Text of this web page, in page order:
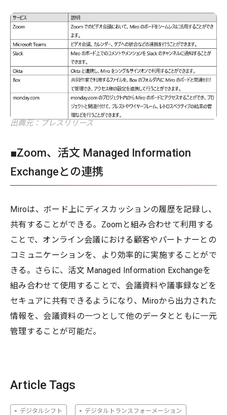
出典元：プレスリリース
■Zoom、活文 Managed Information
Exchangeとの連携
Miroは、ボード上にディスカッションの履歴を記録し、
共有することができる。Zoomと組み合わせて利用する
ことで、オンライン会議における顧客やパートナーとの
コミュニケーションを、より効率的に実施することがで
きる。さらに、活文 Managed Information Exchangeを
組み合わせて使用することで、会議資料や議事録などを
セキュアに共有できるようになり、Miroから出力された
情報を、会議資料の一つとして他のデータとともに一元
管理することが可能だ。
Article Tags
デジタルシフト デジタルトランスフォーメーション